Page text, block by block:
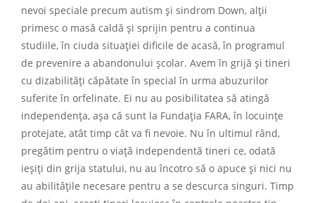
nevoi speciale precum autism și sindrom Down, alții
primesc o masă caldă și sprijin pentru a continua
studiile, în ciuda situației dificile de acasă, în programul
de prevenire a abandonului școlar. Avem în grijă și tineri
cu dizabilități căpătate în special în urma abuzurilor
suferite în orfelinate. Ei nu au posibilitatea să atingă
independența, așa că sunt la Fundația FARA, în locuințe
protejate, atât timp cât va fi nevoie. Nu în ultimul rând,
pregătim pentru o viață independentă tineri ce, odată
ieșiți din grija statului, nu au încotro să o apuce și nici nu
au abilitățile necesare pentru a se descurca singuri. Timp